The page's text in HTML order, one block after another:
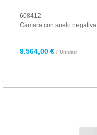
608412
Cámara con suelo negativa
9.564,00 € / Unidad